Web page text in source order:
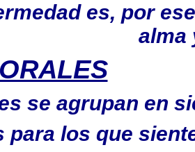
es, por
alma
se agrupan en
para los que